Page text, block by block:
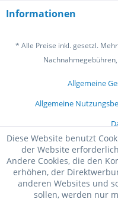
Informationen
* Alle Preise inkl. gesetzl.
Allgemeine
Allgemeine
Diese Website benutzt
der Website
Andere Cookies, die den
erhöhen, der
anderen Websites und
sollen, werden nur